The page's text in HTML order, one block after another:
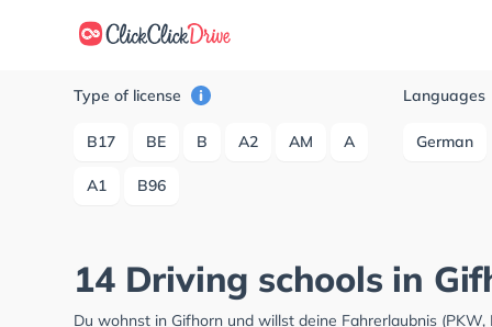
Type of license
B17 BE B A2 AM A
A1 B96
Languages
German
14 Driving schools in
Du wohnst in Gifhorn und willst deine Fahrerlaubnis